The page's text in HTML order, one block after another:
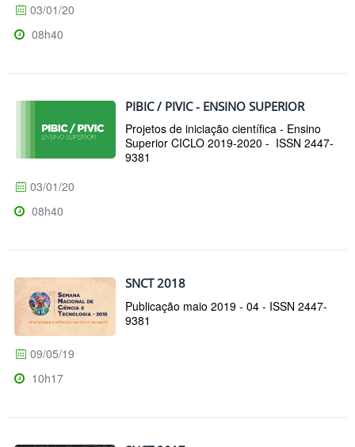
03/01/20
08h40
PIBIC / PIVIC - ENSINO SUPERIOR
Projetos de iniciação científica - Ensino
Superior CICLO 2019-2020 - ISSN 2447-
9381
03/01/20
08h40
SNCT 2018
Publicação maio 2019 - 04 - ISSN 2447-
9381
09/05/19
10h17